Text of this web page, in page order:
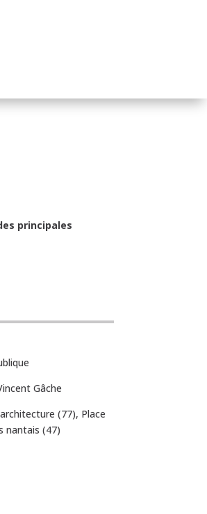
principales
Gâche
(77), Place
nantais (47)